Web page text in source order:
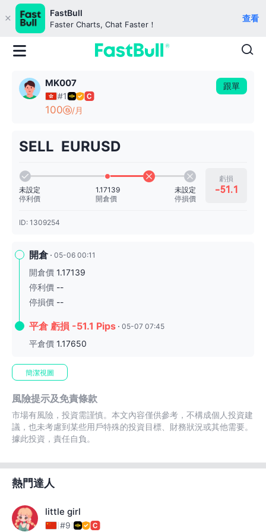
FastBull
Faster Charts, Chat Faster！
查看
MK007
#1
100 /月
跟單
SELL EURUSD
停利價
未設定
1.17139
開倉價
停損價
未設定
虧損
-51.1
ID: 1309254
開倉 05-06 00:11
開倉價 1.17139
停利價 --
停損價 --
平倉 虧損 -51.1 Pips 05-07 07:45
平倉價 1.17650
簡潔視圖
風險提示及免責條款
市場有風險，投資需謹慎。本文內容僅供參考，不構成個人投資建
議，也未考慮到某些用戶特殊的投資目標、財務狀況或其他需要。
據此投資，責任自負。
熱門達人
little girl
#9